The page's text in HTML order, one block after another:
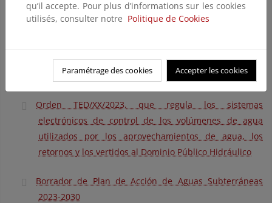
Orden TED/XXX/2023, de xx de xx, por la que se
materia de aprovechamientos y protección de las
aguas del dominio público hidráulico.
Orden TED/XX/2023, que regula los sistemas
electrónicos de control de los volúmenes de agua
utilizados por los aprovechamientos de agua, los
retornos y los vertidos al Dominio Público Hidráulico
Borrador de Plan de Acción de Aguas Subterráneas
2023-2030
qu’il accepte. Pour plus d’informations sur les cookies
utilisés, consulter notre Politique de Cookies
Paramétrage des cookies Accepter les cookies